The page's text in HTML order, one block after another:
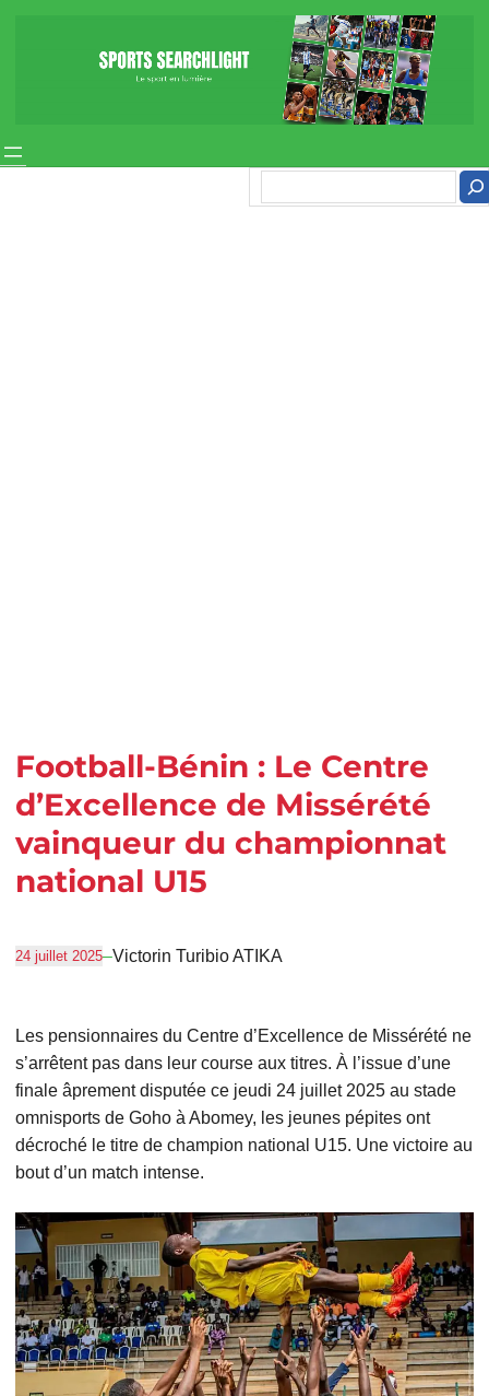
Football-Bénin : Le Centre
d’Excellence de Missérété
vainqueur du championnat
national U15
24 juillet 2025–Victorin Turibio ATIKA
Les pensionnaires du Centre d’Excellence de Missérété ne
s’arrêtent pas dans leur course aux titres. À l’issue d’une
finale âprement disputée ce jeudi 24 juillet 2025 au stade
omnisports de Goho à Abomey, les jeunes pépites ont
décroché le titre de champion national U15. Une victoire au
bout d’un match intense.